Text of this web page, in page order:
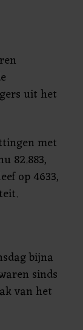
uit het
met
82.883,
op 4633,
bijna
sinds
van het